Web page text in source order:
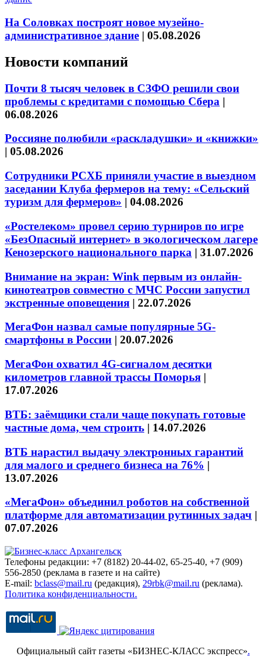
На Соловках построят новое музейно-
административное здание | 05.08.2026
Новости компаний
Почти 8 тысяч человек в СЗФО решили свои
проблемы с кредитами с помощью Сбера |
06.08.2026
Россияне полюбили «раскладушки» и «книжки»
| 05.08.2026
Сотрудники РСХБ приняли участие в выездном
заседании Клуба фермеров на тему: «Сельский
туризм для фермеров» | 04.08.2026
«Ростелеком» провел серию турниров по игре
«БезОпасный интернет» в экологическом лагере
Кенозерского национального парка | 31.07.2026
Внимание на экран: Wink первым из онлайн-
кинотеатров совместно с МЧС России запустил
экстренные оповещения | 22.07.2026
МегаФон назвал самые популярные 5G-
смартфоны в России | 20.07.2026
МегаФон охватил 4G-сигналом десятки
километров главной трассы Поморья |
17.07.2026
ВТБ: заёмщики стали чаще покупать готовые
частные дома, чем строить | 14.07.2026
ВТБ нарастил выдачу электронных гарантий
для малого и среднего бизнеса на 76% |
13.07.2026
«МегаФон» объединил роботов на собственной
платформе для автоматизации рутинных задач |
07.07.2026
Телефоны редакции: +7 (8182) 20-44-02, 65-25-40, +7 (909)
556-2850 (реклама в газете и на сайте)
E-mail: bclass@mail.ru (редакция), 29rbk@mail.ru (реклама).
Политика конфиденциальности.
Официальный сайт газеты «БИЗНЕС-КЛАСС экспресс».